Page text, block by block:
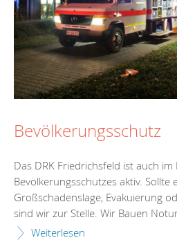
Bevölkerungsschutz
Das DRK Friedrichsfeld ist auch im
Bevölkerungsschutzes aktiv. Sollte
Großschadenslage, Evakuierung
sind wir zur Stelle. Wir Bauen
Weiterlesen